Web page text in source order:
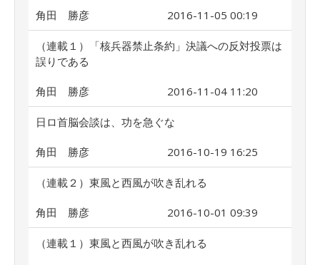
角田 勝彦 2016-11-05 00:19
（連載１）「核兵器禁止条約」決議への反対投票は
誤りである
角田 勝彦 2016-11-04 11:20
日ロ首脳会談は、功を急ぐな
角田 勝彦 2016-10-19 16:25
（連載２）東風と西風が吹き乱れる
角田 勝彦 2016-10-01 09:39
（連載１）東風と西風が吹き乱れる